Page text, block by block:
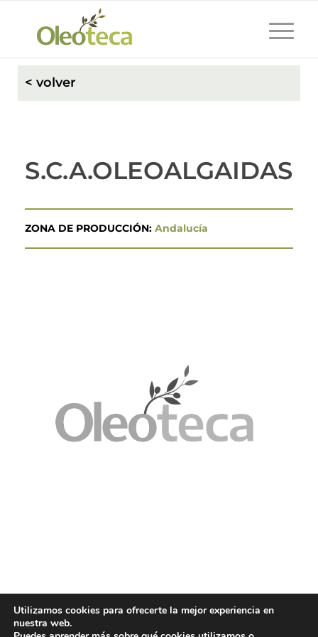
< volver
S.C.A.OLEOALGAIDAS
ZONA DE PRODUCCIÓN: Andalucía
Utilizamos cookies para ofrecerte la mejor experiencia en
nuestra web.